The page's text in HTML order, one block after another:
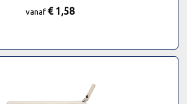
vanaf € 1,58